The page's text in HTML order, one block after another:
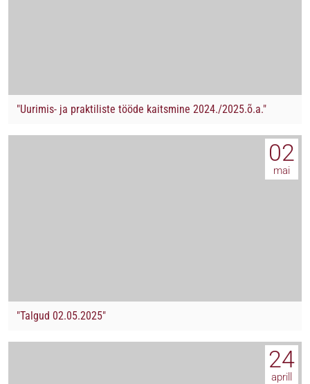
"Uurimis- ja praktiliste tööde kaitsmine 2024./2025.õ.a."
02
mai
"Talgud 02.05.2025"
24
aprill